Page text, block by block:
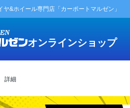
ヤ&ホイール専門店「カーポートマルゼン」
オンラインショップ
詳細